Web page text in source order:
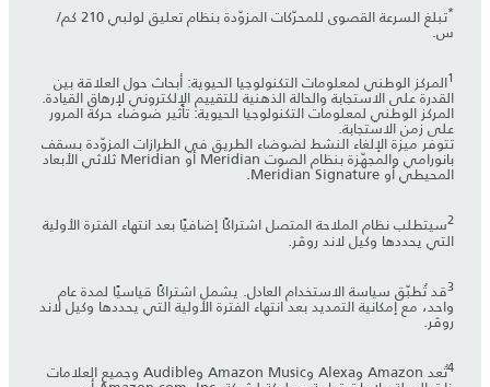
* تبلغ السرعة القصوى للمحرّكات المزوّدة بنظام تعليق لولبي 210 كم/
س.
1المركز الوطني لمعلومات التكنولوجيا الحيوية: أبحاث حول العلاقة بين
القدرة على الاستجابة والحالة الذهنية للتقييم الإلكتروني لإرهاق القيادة.
المركز الوطني لمعلومات التكنولوجيا الحيوية: تأثير ضوضاء حركة المرور
على زمن الاستجابة.
تتوفر ميزة الإلغاء النشط لضوضاء الطريق في الطرازات المزوّدة بسقف
بانورامي والمجهّزة بنظام الصوت Meridian أو Meridian ثلاثي الأبعاد
المحيطي أو Meridian Signature.
2سيتطلب نظام الملاحة المتصل اشتراكًا إضافيًا بعد انتهاء الفترة الأولية
التي يحددها وكيل لاند روڤر.
3قد تُطبّق سياسة الاستخدام العادل. يشمل اشتراكًا قياسيًا لمدة عام
واحد، مع إمكانية التمديد بعد انتهاء الفترة الأولية التي يحددها وكيل لاند
روڤر.
4 تُعد Amazon وAlexa وAmazon Music وAudible وجميع العلامات